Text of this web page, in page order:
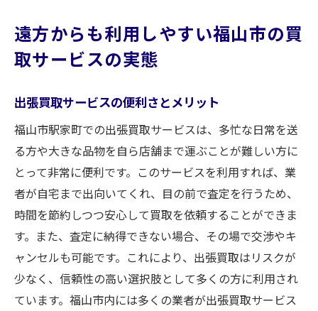
遠方からも利用しやすい福山市の買
取サービスの実態
出張買取サービスの便利さとメリット
福山市駅家町での出張買取サービスは、多忙な日常を送
る方や大きな品物を自ら店舗まで運ぶことが難しい方に
とって非常に便利です。このサービスを利用すれば、業
者が自宅まで出向いてくれ、目の前で査定を行うため、
時間を節約しつつ安心して買取を依頼することができま
す。また、査定に納得できない場合、その場で交渉やキ
ャンセルも可能です。これにより、出張買取はリスクが
少なく、信頼性の高い選択肢として多くの方に利用され
ています。福山市内には多くの業者が出張買取サービス